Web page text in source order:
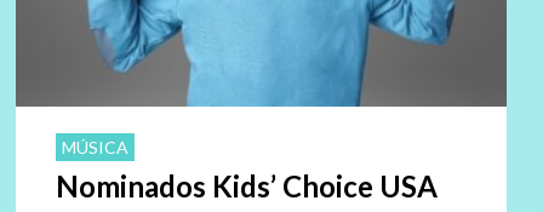
MÚSICA
Nominados Kids’ Choice USA